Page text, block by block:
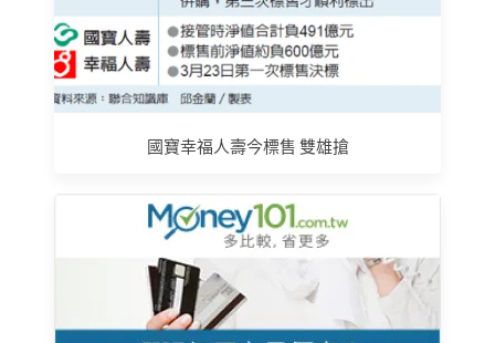
國寶幸福人壽今標售 雙雄搶